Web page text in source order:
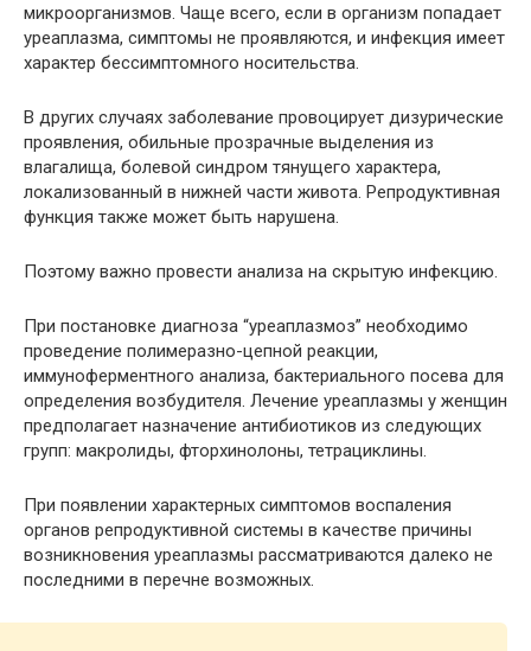
микроорганизмов. Чаще всего, если в организм попадает
уреаплазма, симптомы не проявляются, и инфекция имеет
характер бессимптомного носительства.
В других случаях заболевание провоцирует дизурические
проявления, обильные прозрачные выделения из
влагалища, болевой синдром тянущего характера,
локализованный в нижней части живота. Репродуктивная
функция также может быть нарушена.
Поэтому важно провести анализа на скрытую инфекцию.
При постановке диагноза “уреаплазмоз” необходимо
проведение полимеразно-цепной реакции,
иммуноферментного анализа, бактериального посева для
определения возбудителя. Лечение уреаплазмы у женщин
предполагает назначение антибиотиков из следующих
групп: макролиды, фторхинолоны, тетрациклины.
При появлении характерных симптомов воспаления
органов репродуктивной системы в качестве причины
возникновения уреаплазмы рассматриваются далеко не
последними в перечне возможных.